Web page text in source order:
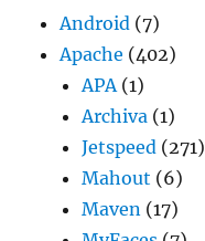
Android (7)
Apache (402)
APA(1)
Archiva (1)
Jetspeed (271)
Mahout (6)
Maven (17)